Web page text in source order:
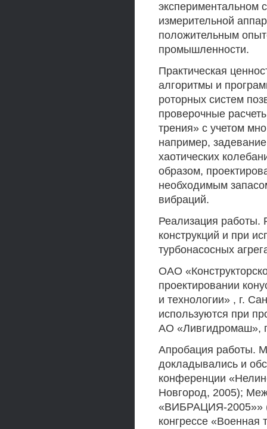
экспериментальном
измерительной
положительным
промышленности.
Практическая
алгоритмы и
роторных систем
проверочные
трения» с учетом
например,
хаотических
образом,
необходимым
вибраций.
Реализация работы.
конструкций и при
турбонасосных
ОАО
проектировании
и технологии» , г.
используются при
АО «Ливгидромаш»,
Апробация работы.
докладывались и
конференции
Новгород, 2005);
«ВИБРАЦИЯ-2005»»
конгрессе «Военная